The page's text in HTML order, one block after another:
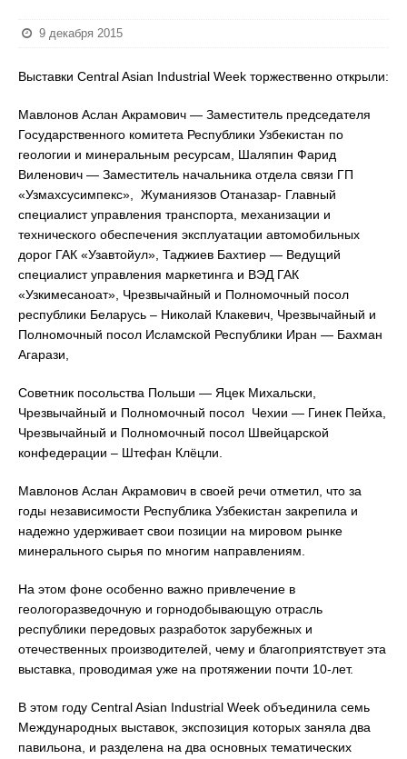
9 декабря 2015
Выставки Central Asian Industrial Week торжественно открыли:
Мавлонов Аслан Акрамович — Заместитель председателя
Государственного комитета Республики Узбекистан по
геологии и минеральным ресурсам, Шаляпин Фарид
Виленович — Заместитель начальника отдела связи ГП
«Узмахсусимпекс», Жуманиязов Отаназар- Главный
специалист управления транспорта, механизации и
технического обеспечения эксплуатации автомобильных
дорог ГАК «Узавтойул», Таджиев Бахтиер — Ведущий
специалист управления маркетинга и ВЭД ГАК
«Узкимесаноат», Чрезвычайный и Полномочный посол
республики Беларусь – Николай Клакевич, Чрезвычайный и
Полномочный посол Исламской Республики Иран — Бахман
Агарази,
Советник посольства Польши — Яцек Михальски,
Чрезвычайный и Полномочный посол Чехии — Гинек Пейха,
Чрезвычайный и Полномочный посол Швейцарской
конфедерации – Штефан Клёцли.
Мавлонов Аслан Акрамович в своей речи отметил, что за
годы независимости Республика Узбекистан закрепила и
надежно удерживает свои позиции на мировом рынке
минерального сырья по многим направлениям.
На этом фоне особенно важно привлечение в
геологоразведочную и горнодобывающую отрасль
республики передовых разработок зарубежных и
отечественных производителей, чему и благоприятствует эта
выставка, проводимая уже на протяжении почти 10-лет.
В этом году Central Asian Industrial Week объединила семь
Международных выставок, экспозиция которых заняла два
павильона, и разделена на два основных тематических